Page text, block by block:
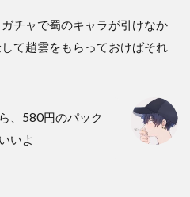
チャで蜀のキャラが引けなか
て趙雲をもらっておけばそれ
、580円のパック
いよ